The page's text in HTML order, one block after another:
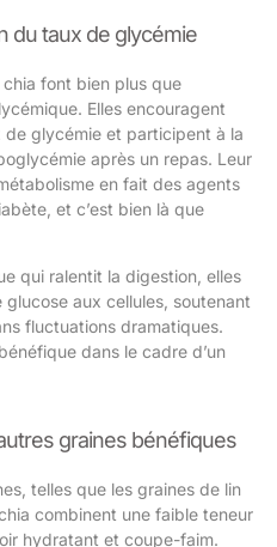
du taux de glycémie
font bien plus que
Elles encouragent
glycémie et participent à la
après un repas. Leur
en fait des agents
et c’est bien là que
qui ralentit la digestion, elles
aux cellules, soutenant
fluctuations dramatiques.
dans le cadre d’un
graines bénéfiques
telles que les graines de lin
combinent une faible teneur
hydratant et coupe-faim.